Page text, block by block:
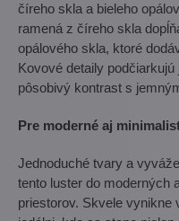
číreho skla a bieleho
ramená z číreho skla
opálového skla, ktoré
Kovové detaily
pôsobivý kontrast s
Pre moderné aj
Jednoduché tvary a
tento luster do moderných
priestorov. Skvele vynikne